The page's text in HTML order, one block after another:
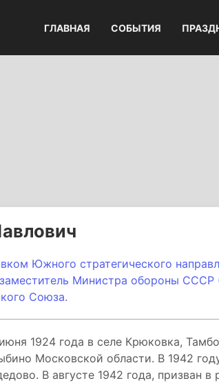
ГЛАВНАЯ СОБЫТИЯ
Южного стратегического
Министра обороны СССР
Союза.
1924 года в селе Крюковка,
Московской области. В 1942
В августе 1942 года, призван